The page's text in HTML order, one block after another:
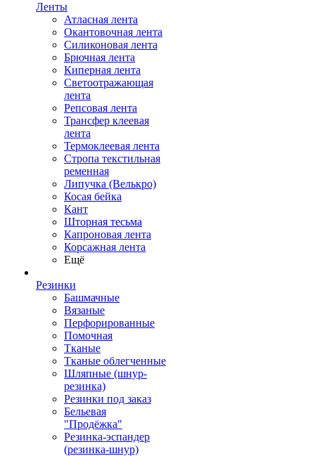
Ленты
Атласная лента
Окантовочная лента
Силиконовая лента
Брючная лента
Киперная лента
Светоотражающая
лента
Репсовая лента
Трансфер клеевая
лента
Термоклеевая лента
Стропа текстильная
ременная
Липучка (Велькро)
Косая бейка
Кант
Шторная тесьма
Капроновая лента
Корсажная лента
Ещё
Резинки
Башмачные
Вязаные
Перфорированные
Помочная
Тканые
Тканые облегченные
Шляпные (шнур-
резинка)
Резинки под заказ
Бельевая
"Продёжка"
Резинка-эспандер
(резинка-шнур)